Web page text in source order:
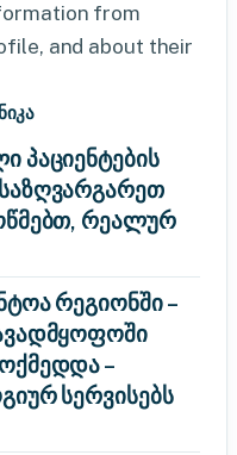
from
and about their
პაციენტების
რეალურ
რეგიონში –
–
სერვისებს